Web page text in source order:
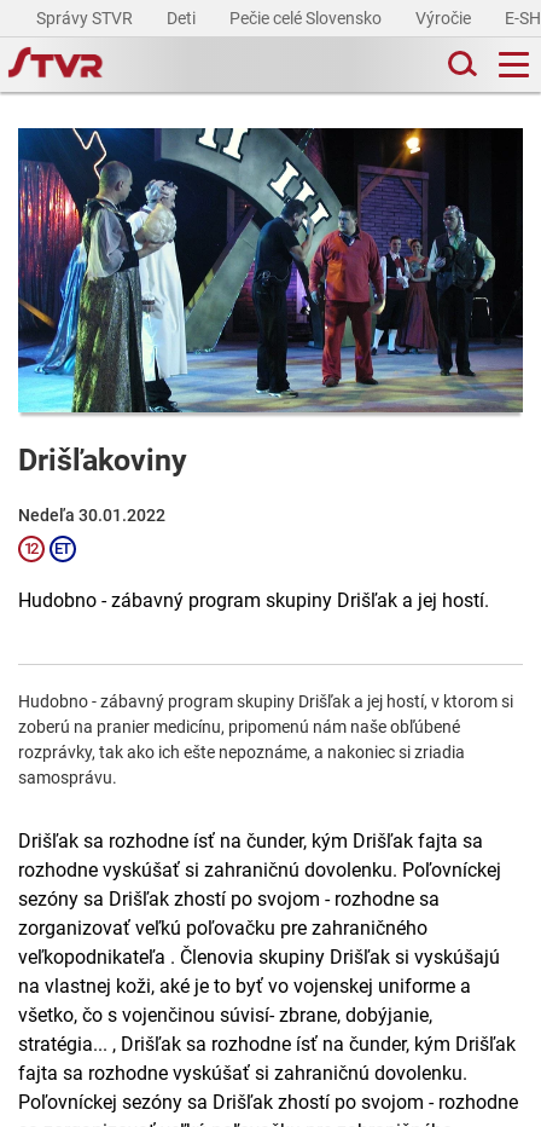
Správy STVR Deti Pečie celé Slovensko Výročie E-
Drišľakoviny
Nedeľa 30.01.2022
Hudobno - zábavný program skupiny Drišľak a jej hostí.
Hudobno - zábavný program skupiny Drišľak a jej hostí, v ktorom si
zoberú na pranier medicínu, pripomenú nám naše obľúbené
rozprávky, tak ako ich ešte nepoznáme, a nakoniec si zriadia
samosprávu.
Drišľak sa rozhodne ísť na čunder, kým Drišľak fajta sa
rozhodne vyskúšať si zahraničnú dovolenku. Poľovníckej
sezóny sa Drišľak zhostí po svojom - rozhodne sa
zorganizovať veľkú poľovačku pre zahraničného
veľkopodnikateľa . Členovia skupiny Drišľak si vyskúšajú
na vlastnej koži, aké je to byť vo vojenskej uniforme a
všetko, čo s vojenčinou súvisí- zbrane, dobýjanie,
stratégia... , Drišľak sa rozhodne ísť na čunder, kým Drišľak
fajta sa rozhodne vyskúšať si zahraničnú dovolenku.
Poľovníckej sezóny sa Drišľak zhostí po svojom - rozhodne